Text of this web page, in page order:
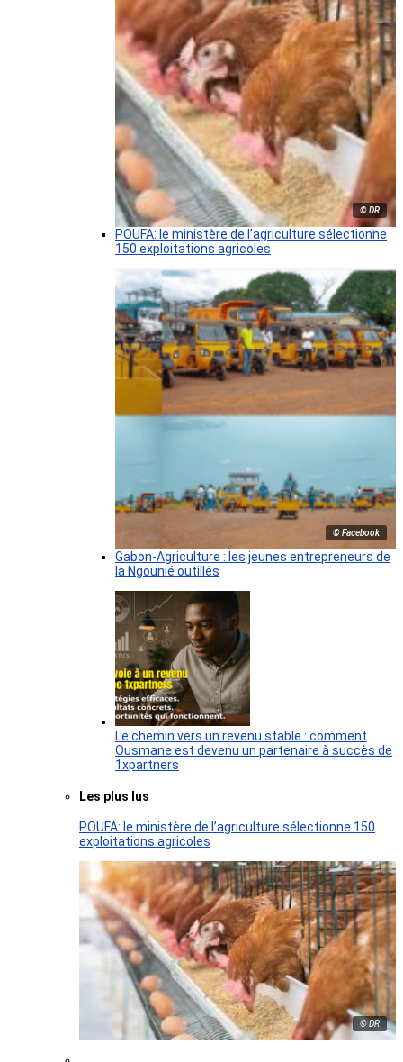
© DR
POUFA: le ministère de l’agriculture sélectionne
150 exploitations agricoles
© Facebook
Gabon-Agriculture : les jeunes entrepreneurs de
la Ngounié outillés
Le chemin vers un revenu stable : comment
Ousmane est devenu un partenaire à succès de
1xpartners
Les plus lus
POUFA: le ministère de l’agriculture sélectionne 150
exploitations agricoles
© DR